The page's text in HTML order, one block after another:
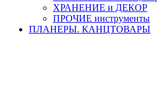
ХРАНЕНИЕ и ДЕКОР
ПРОЧИЕ инструменты
ПЛАНЕРЫ. КАНЦТОВАРЫ